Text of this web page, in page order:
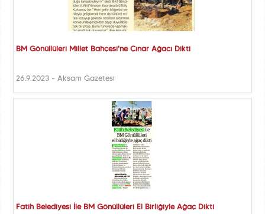
BM Gönüllüleri Millet Bahçesi'ne Çınar Ağacı Dikti
26.9.2023 - Akşam Gazetesi
Fatih Belediyesi İle BM Gönüllüleri El Birliğiyle Ağaç Dikti